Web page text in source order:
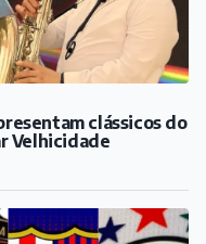
que estão